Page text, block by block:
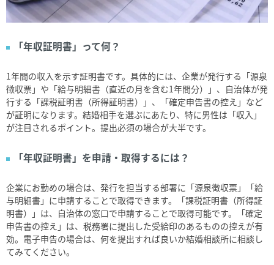
「年収証明書」って何？
1年間の収入を示す証明書です。具体的には、企業が発行する「源泉
徴収票」や「給与明細書（直近の月を含む1年間分）」、自治体が発
行する「課税証明書（所得証明書）」、「確定申告書の控え」など
が証明になります。結婚相手を選ぶにあたり、特に男性は「収入」
が注目されるポイント。提出必須の場合が大半です。
「年収証明書」を申請・取得するには？
企業にお勤めの場合は、発行を担当する部署に「源泉徴収票」「給
与明細書」に申請することで取得できます。「課税証明書（所得証
明書）」は、自治体の窓口で申請することで取得可能です。「確定
申告書の控え」は、税務署に提出した受給印のあるものの控えが有
効。電子申告の場合は、何を提出すれば良いか結婚相談所に相談し
てみてください。